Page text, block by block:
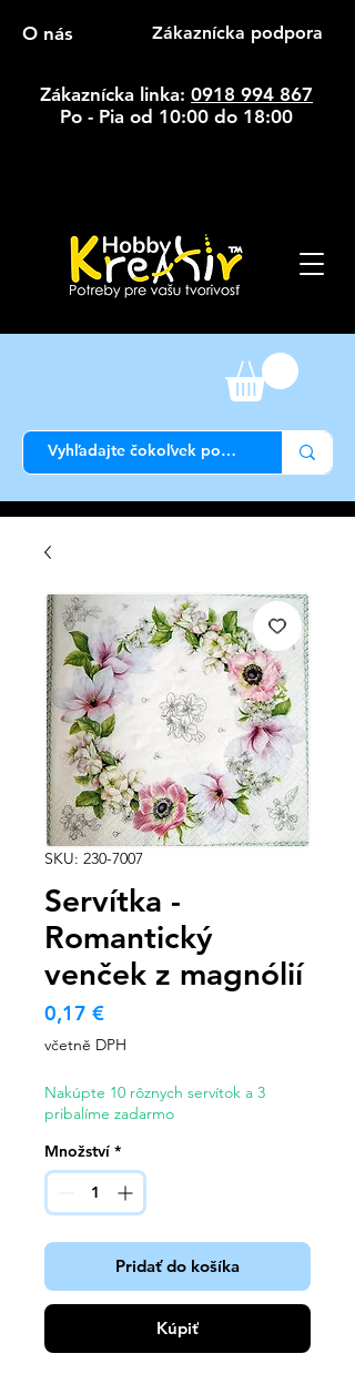
O nás Zákaznícka podpora
Zákaznícka linka: 0918 994 867
Po - Pia od 10:00 do 18:00
SKU: 230-7007
Servítka -
Romantický
venček z magnólií
0,17 €Cena
včetně DPH
Nakúpte 10 rôznych servítok a 3
pribalíme zadarmo
Množství *
Pridať do košíka
Kúpiť